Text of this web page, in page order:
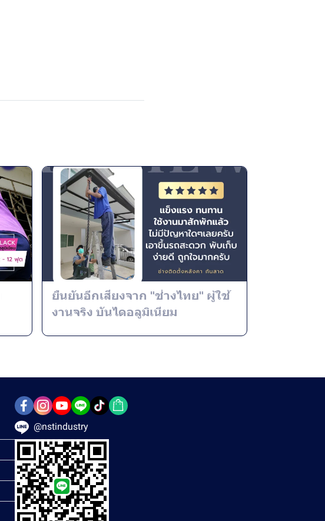
ยืนยันอีกเสียงจาก "ช่างไทย" ผู้ใช้
งานจริง บันไดอลูมิเนียม
@nstindustry